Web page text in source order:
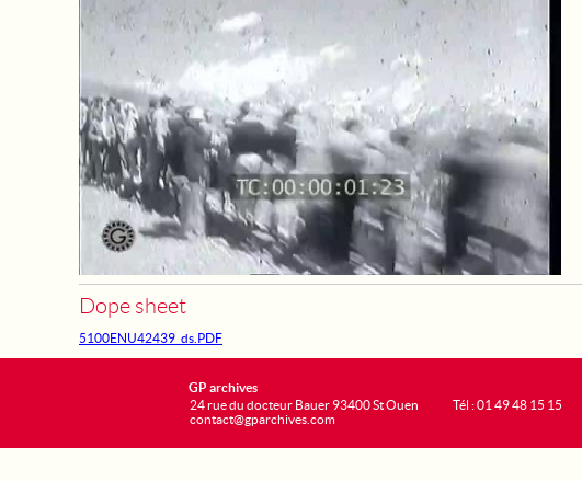
Dope sheet
5100ENU42439_ds.PDF
GP archives
24 rue du docteur Bauer 93400 St Ouen
contact@gparchives.com
Tél : 01 49 48 15 15